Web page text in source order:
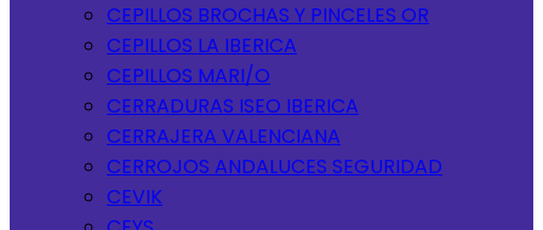
CEPILLOS BROCHAS Y PINCELES OR
CEPILLOS LA IBERICA
CEPILLOS MARI/O
CERRADURAS ISEO IBERICA
CERRAJERA VALENCIANA
CERROJOS ANDALUCES SEGURIDAD
CEVIK